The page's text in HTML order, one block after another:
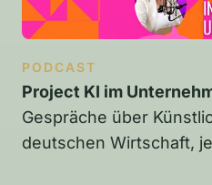
PODCAST
Project KI im
Gespräche über
deutschen Wirtschaft,